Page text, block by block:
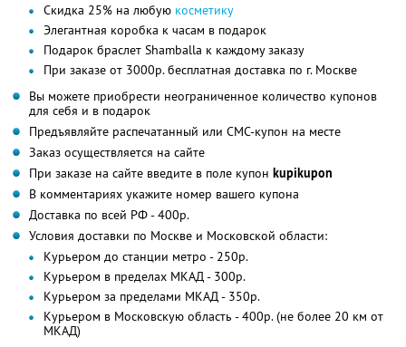
Скидка 25% на любую косметику
Элегантная коробка к часам в подарок
Подарок браслет Shamballa к каждому заказу
При заказе от 3000р. бесплатная доставка по г. Москве
Вы можете приобрести неограниченное количество купонов
для себя и в подарок
Предъявляйте распечатанный или СМС-купон на месте
Заказ осуществляется на сайте
При заказе на сайте введите в поле купон kupikupon
В комментариях укажите номер вашего купона
Доставка по всей РФ - 400р.
Условия доставки по Москве и Московской области:
Курьером до станции метро - 250р.
Курьером в пределах МКАД - 300р.
Курьером за пределами МКАД - 350р.
Курьером в Московскую область - 400р. (не более 20 км от
МКАД)